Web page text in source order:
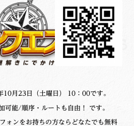
月23日（土曜日） 10：00です。
可能/順序・ルートも自由！ です。
ォンをお持ちの方ならどなたでも無料